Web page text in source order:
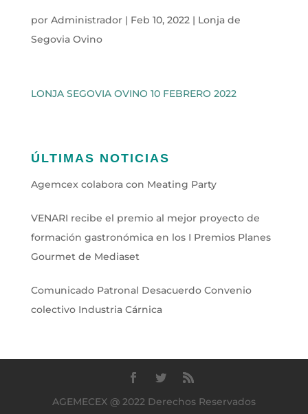
por Administrador| Feb 10, 2022| Lonja de
Segovia Ovino
LONJA SEGOVIA OVINO 10 FEBRERO 2022
ÚLTIMAS NOTICIAS
Agemcex colabora con Meating Party
VENARI recibe el premio al mejor proyecto de
formación gastronómica en los I Premios Planes
Gourmet de Mediaset
Comunicado Patronal Desacuerdo Convenio
colectivo Industria Cárnica
AGEMECEX @ 2022 Derechos Reservados